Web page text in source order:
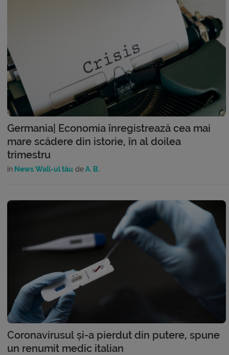
Germania| Economia înregistrează cea mai
mare scădere din istorie, în al doilea
trimestru
în News Wall-ul tău deA. B.
Coronavirusul și-a pierdut din putere, spune
un renumit medic italian